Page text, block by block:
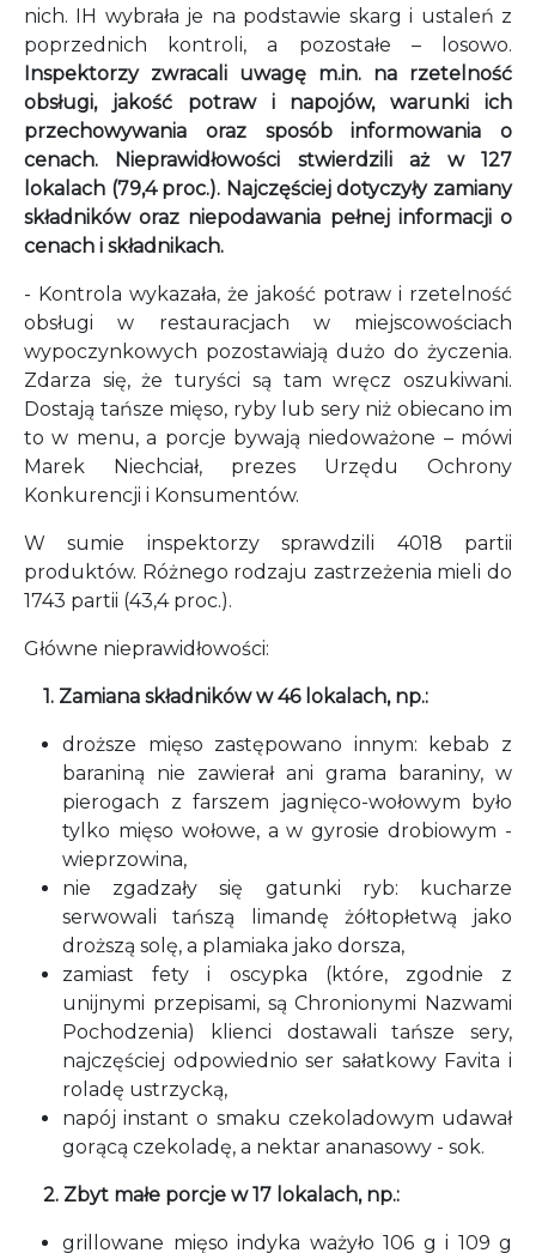
nich. IH wybrała je na podstawie skarg i ustaleń z
poprzednich kontroli, a pozostałe – losowo.
Inspektorzy zwracali uwagę m.in. na rzetelność
obsługi, jakość potraw i napojów, warunki ich
przechowywania oraz sposób informowania o
cenach. Nieprawidłowości stwierdzili aż w 127
lokalach (79,4 proc.). Najczęściej dotyczyły zamiany
składników oraz niepodawania pełnej informacji o
cenach i składnikach.
- Kontrola wykazała, że jakość potraw i rzetelność
obsługi w restauracjach w miejscowościach
wypoczynkowych pozostawiają dużo do życzenia.
Zdarza się, że turyści są tam wręcz oszukiwani.
Dostają tańsze mięso, ryby lub sery niż obiecano im
to w menu, a porcje bywają niedoważone – mówi
Marek Niechciał, prezes Urzędu Ochrony
Konkurencji i Konsumentów.
W sumie inspektorzy sprawdzili 4018 partii
produktów. Różnego rodzaju zastrzeżenia mieli do
1743 partii (43,4 proc.).
Główne nieprawidłowości:
1. Zamiana składników w 46 lokalach, np.:
droższe mięso zastępowano innym: kebab z
baraniną nie zawierał ani grama baraniny, w
pierogach z farszem jagnięco-wołowym było
tylko mięso wołowe, a w gyrosie drobiowym -
wieprzowina,
nie zgadzały się gatunki ryb: kucharze
serwowali tańszą limandę żółtopłetwą jako
droższą solę, a plamiaka jako dorsza,
zamiast fety i oscypka (które, zgodnie z
unijnymi przepisami, są Chronionymi Nazwami
Pochodzenia) klienci dostawali tańsze sery,
najczęściej odpowiednio ser sałatkowy Favita i
roladę ustrzycką,
napój instant o smaku czekoladowym udawał
gorącą czekoladę, a nektar ananasowy - sok.
2. Zbyt małe porcje w 17 lokalach, np.:
grillowane mięso indyka ważyło 106 g i 109 g